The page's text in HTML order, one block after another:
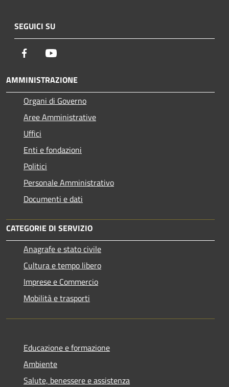
SEGUICI SU
Facebook
AMMINISTRAZIONE
Organi di Governo
Aree Amministrative
Uffici
Enti e fondazioni
Politici
Personale Amministrativo
Documenti e dati
CATEGORIE DI SERVIZIO
Anagrafe e stato civile
Cultura e tempo libero
Imprese e Commercio
Mobilità e trasporti
Educazione e formazione
Ambiente
Salute, benessere e assistenza